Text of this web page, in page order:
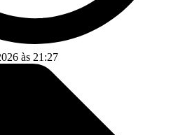
às 21:27